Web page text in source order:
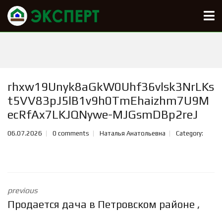
rhxw19Unyk8aGkW0Uhf36vlsk3NrLKs
t5VV83pJ5lB1v9h0TmEhaizhm7U9M
ecRfAx7LKJQNywe-MJGsmDBp2reJ
06.07.2026 0 comments Наталья Анатольевна Category:
previous
Продается дача в Петровском районе ,